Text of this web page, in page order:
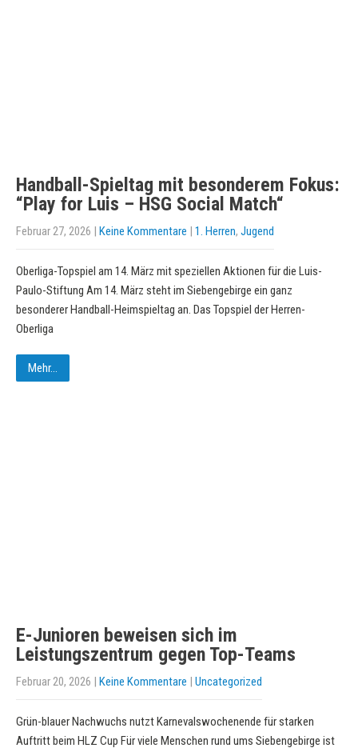
Handball-Spieltag mit besonderem Fokus:
“Play for Luis – HSG Social Match“
Februar 27, 2026 | Keine Kommentare | 1. Herren, Jugend
Oberliga-Topspiel am 14. März mit speziellen Aktionen für die Luis-
Paulo-Stiftung Am 14. März steht im Siebengebirge ein ganz
besonderer Handball-Heimspieltag an. Das Topspiel der Herren-
Oberliga
Mehr...
E-Junioren beweisen sich im
Leistungszentrum gegen Top-Teams
Februar 20, 2026 | Keine Kommentare | Uncategorized
Grün-blauer Nachwuchs nutzt Karnevalswochenende für starken
Auftritt beim HLZ Cup Für viele Menschen rund ums Siebengebirge ist